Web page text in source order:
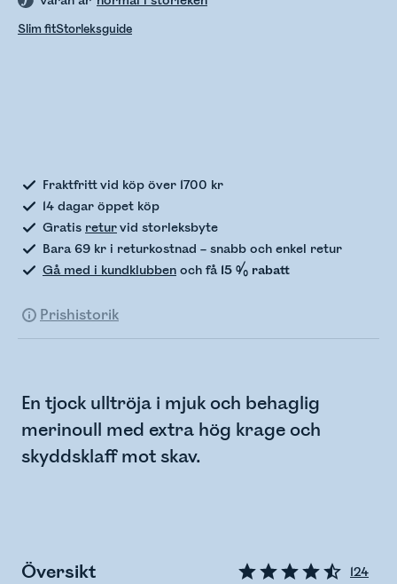
Slim fitStorleksguide
Fraktfritt vid köp över 1700 kr
14 dagar öppet köp
Gratis returvid storleksbyte
Bara 69 kr i returkostnad – snabb och enkel retur
Gå med i kundklubben och få 15 % rabatt
Prishistorik
En tjock ulltröja i mjuk och behaglig
merinoull med extra hög krage och
skyddsklaff mot skav.
Översikt 124